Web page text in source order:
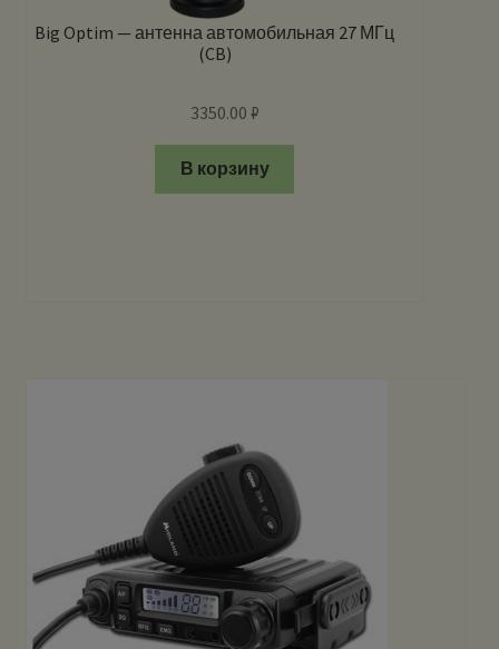
Big Optim — антенна автомобильная 27 МГц
(CB)
3350.00 ₽
В корзину